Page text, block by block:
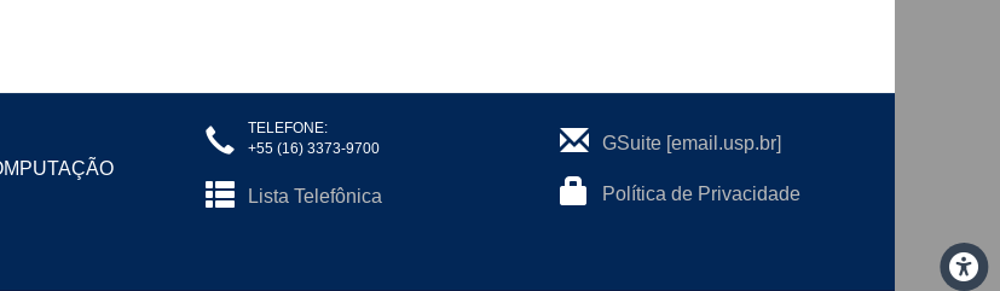
TELEFONE:
+55 (16) 3373-9700
Lista Telefônica
GSuite [email.usp.br]
Política de Privacidade